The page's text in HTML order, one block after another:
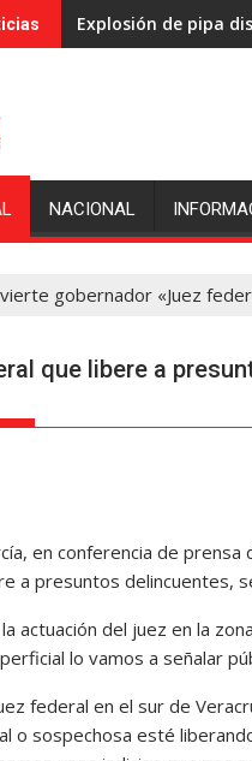
Explosión de pipa
NACIONAL
gobernador «Juez
que libere a
en conferencia de
a presuntos delincuentes,
actuación del juez en la
lo vamos a señalar
federal en el sur de
o sospechosa esté